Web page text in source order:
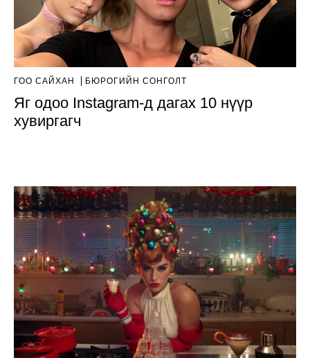
ГОО САЙХАН БЮРОГИЙН СОНГОЛТ
Яг одоо Instagram-д дагах 10 нүүр
хувиргагч